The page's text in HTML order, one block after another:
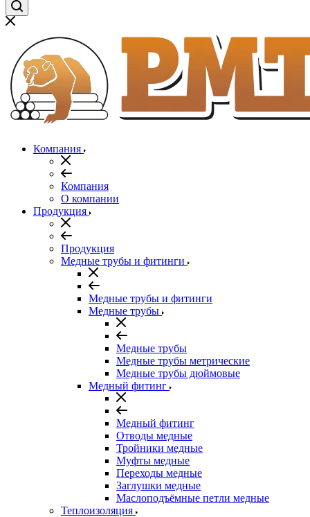
Компания
Компания
О компании
Продукция
Продукция
Медные трубы и фитинги
Медные трубы и фитинги
Медные трубы
Медные трубы
Медные трубы метрические
Медные трубы дюймовые
Медный фитинг
Медный фитинг
Отводы медные
Тройники медные
Муфты медные
Переходы медные
Заглушки медные
Маслоподъёмные петли медные
Теплоизоляция